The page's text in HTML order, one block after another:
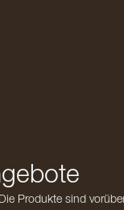
Produkte sind